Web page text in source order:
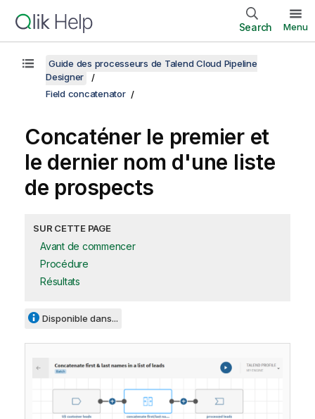
Search Menu
Guide des processeurs de Talend Cloud Pipeline
Designer
Field concatenator
Concaténer le premier et
le dernier nom d'une liste
de prospects
SUR CETTE PAGE
Avant de commencer
Procédure
Résultats
Disponible dans...